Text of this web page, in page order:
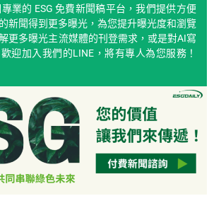
專業的 ESG 免費新聞稿平台，我們提供方便
新聞得到更多曝光，為您提升曝光度和瀏覽
更多曝光主流媒體的刊登需求，或是對AI寫
迎加入我們的LINE，將有專人為您服務！